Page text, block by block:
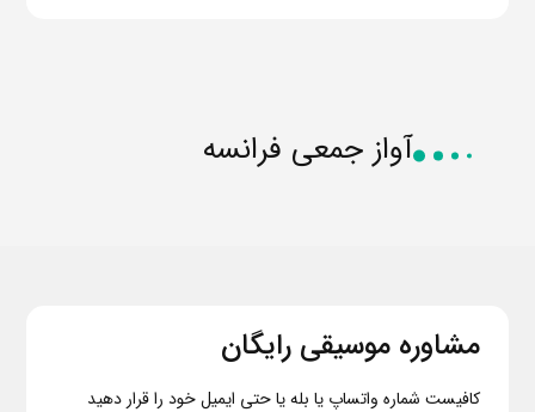
آواز جمعی فرانسه
مشاوره موسیقی رایگان
کافیست شماره واتساپ یا بله یا حتی ایمیل خود را قرار دهید